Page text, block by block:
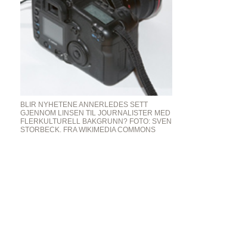
BLIR NYHETENE ANNERLEDES SETT
GJENNOM LINSEN TIL JOURNALISTER MED
FLERKULTURELL BAKGRUNN? FOTO: SVEN
STORBECK. FRA WIKIMEDIA COMMONS